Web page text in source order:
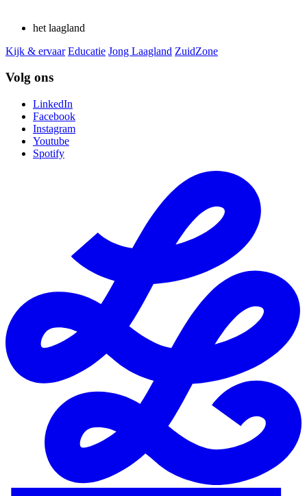
het laagland
Kijk & ervaar Educatie Jong Laagland ZuidZone
Volg ons
LinkedIn
Facebook
Instagram
Youtube
Spotify